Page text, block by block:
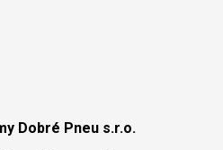
Dobré Pneu s.r.o.